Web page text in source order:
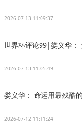
2026-07-13 11:09:37
世界杯评论99|娄义华：
2026-07-13 11:05:49
娄义华： 命运用最残酷
2026-07-12 11:11:24